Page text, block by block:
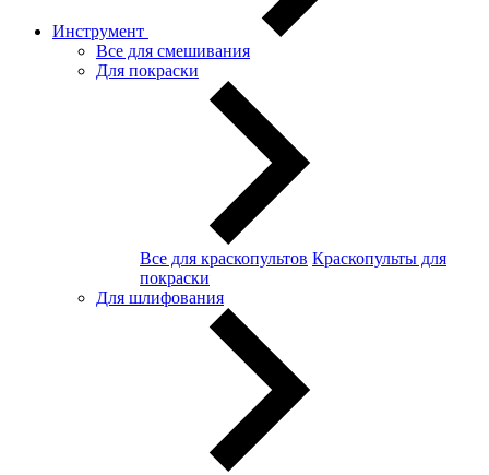
Инструмент
Все для смешивания
Для покраски
Все для краскопультов Краскопульты для
покраски
Для шлифования